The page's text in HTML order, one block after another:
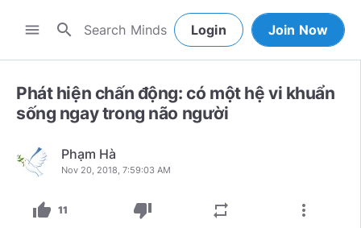
menu search Login Join Now
Phát hiện chấn động: có một hệ vi khuẩn
sống ngay trong não người
Phạm Hà
Nov 20, 2018, 7:59:03 AM
thumb_up 11 thumb_down repeat more_vert